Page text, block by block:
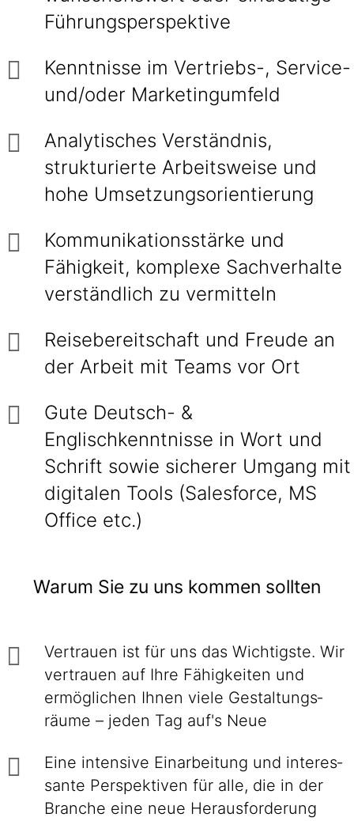
Führungsperspektive
Kenntnisse im Vertriebs-, Service-
und/oder Marketingumfeld
Analytisches Verständnis,
strukturierte Arbeitsweise und
hohe Umsetzungsorientierung
Kommunikationsstärke und
Fähigkeit, komplexe Sachverhalte
verständlich zu vermitteln
Reisebereitschaft und Freude an
der Arbeit mit Teams vor Ort
Gute Deutsch- &
Englischkenntnisse in Wort und
Schrift sowie sicherer Umgang mit
digitalen Tools (Salesforce, MS
Office etc.)
Warum Sie zu uns kommen sollten
Vertrauen ist für uns das Wichtigste. Wir
ver­trauen auf Ihre Fähig­keiten und
ermög­lichen Ihnen viele Gestaltungs­
räume – jeden Tag auf's Neue
Eine intensive Einarbei­tung und interes­
sante Perspek­tiven für alle, die in der
Branche eine neue Heraus­forderung